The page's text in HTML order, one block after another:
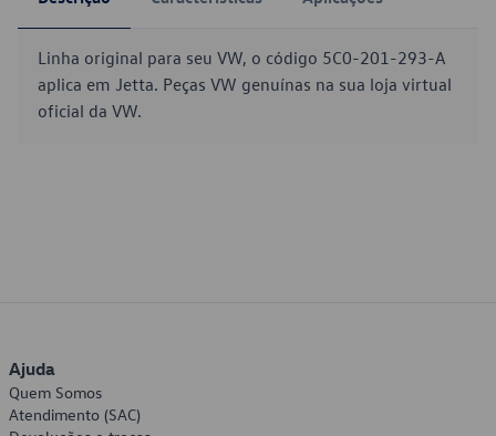
Linha original para seu VW, o código 5C0-201-293-A
aplica em Jetta. Peças VW genuínas na sua loja virtual
oficial da VW.
Ajuda
Quem Somos
Atendimento (SAC)